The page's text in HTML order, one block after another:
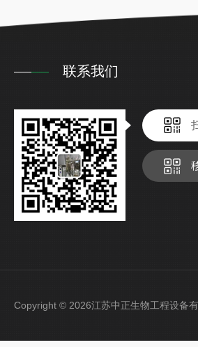
高发酵效率...
联系我们
Copyright © 2026江苏中正生物工程设